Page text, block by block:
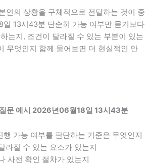
인의 상황을 구체적으로 전달하는 것이 중
13시43분 단순히 가능 여부만 묻기보다
는지, 조건이 달라질 수 있는 부분이 있는
무엇인지 함께 물어보면 더 현실적인 안
문 예시 2026년06월18일 13시43분
행 가능 여부를 판단하는 기준은 무엇인지
라질 수 있는 요소가 있는지
사전 확인 절차가 있는지